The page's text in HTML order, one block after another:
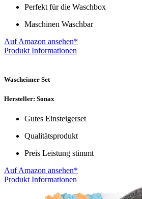
Perfekt für die Waschbox
Maschinen Waschbar
Auf Amazon ansehen*
Produkt Informationen
Wascheimer Set
Hersteller: Sonax
Gutes Einsteigerset
Qualitätsprodukt
Preis Leistung stimmt
Auf Amazon ansehen*
Produkt Informationen